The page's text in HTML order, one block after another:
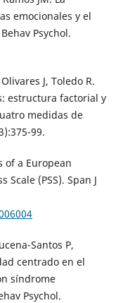
emocionales y el
Psychol.
J, Toledo R.
estructura factorial y
medidas de
99.
of a European
(PSS). Span J
Santos P,
centrado en el
síndrome
Psychol.